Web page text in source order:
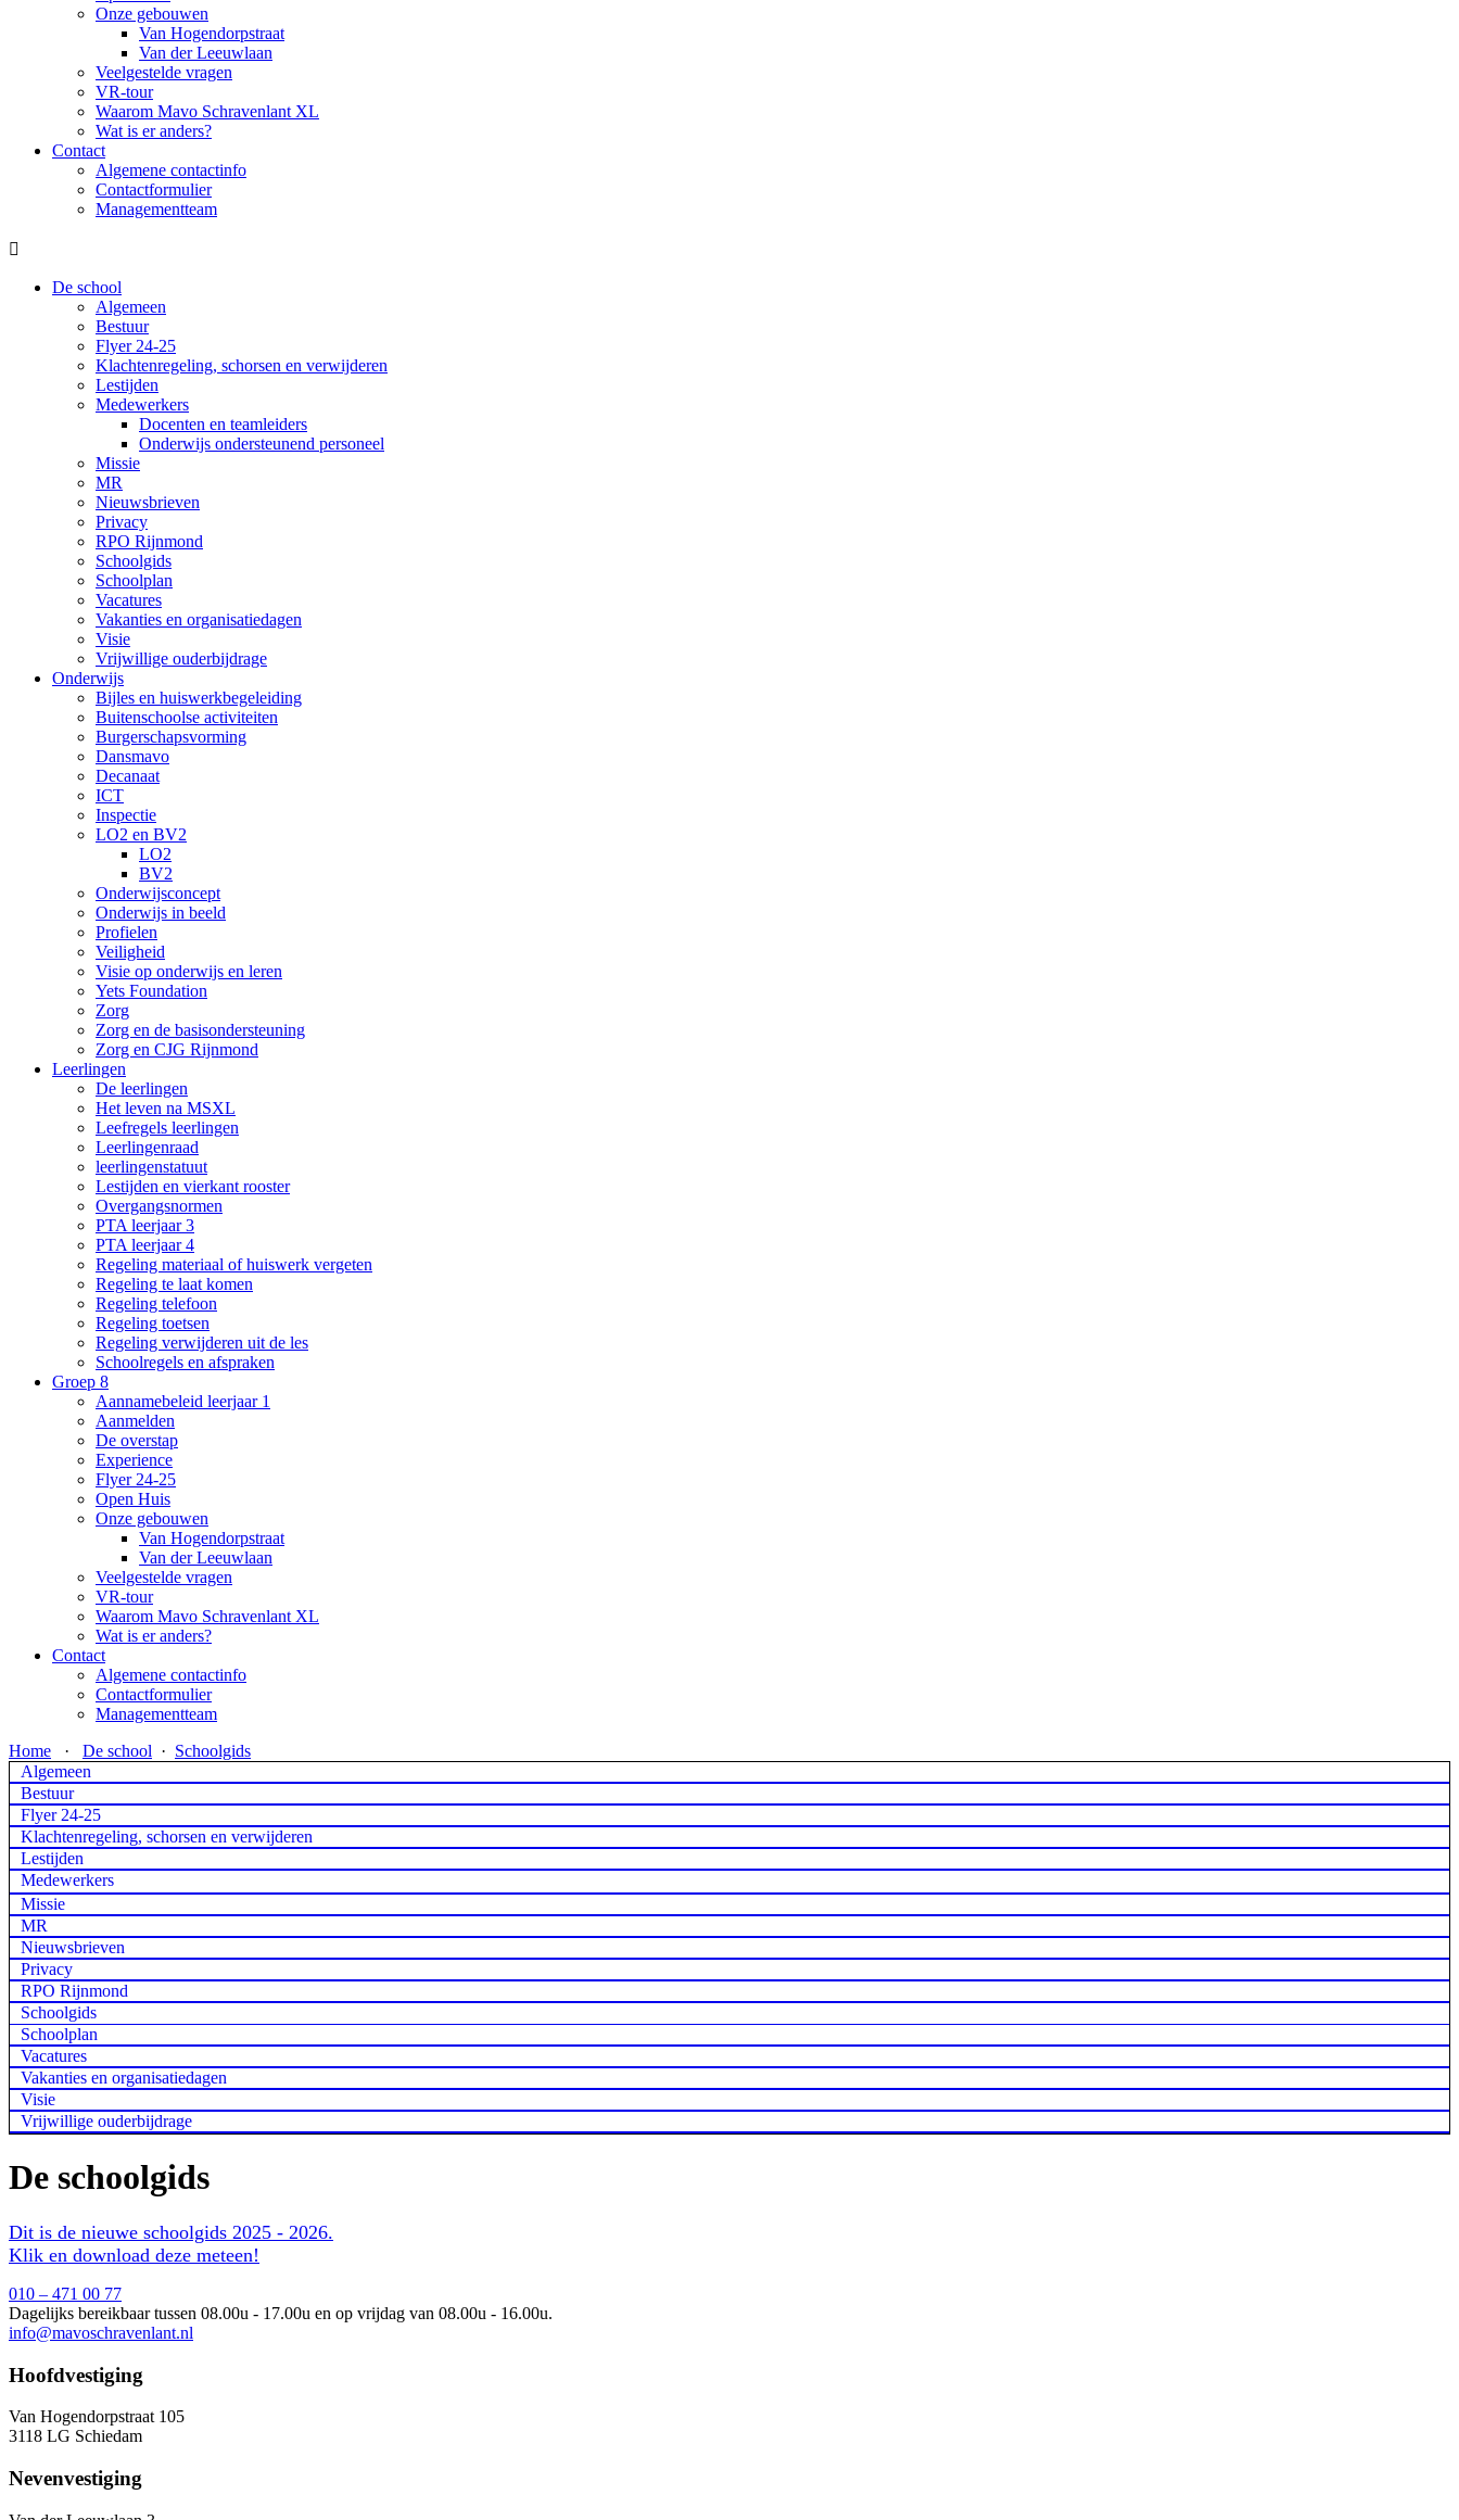
Onze gebouwen
Van Hogendorpstraat
Van der Leeuwlaan
Veelgestelde vragen
VR-tour
Waarom Mavo Schravenlant XL
Wat is er anders?
Contact
Algemene contactinfo
Contactformulier
Managementteam

De school
Algemeen
Bestuur
Flyer 24-25
Klachtenregeling, schorsen en verwijderen
Lestijden
Medewerkers
Docenten en teamleiders
Onderwijs ondersteunend personeel
Missie
MR
Nieuwsbrieven
Privacy
RPO Rijnmond
Schoolgids
Schoolplan
Vacatures
Vakanties en organisatiedagen
Visie
Vrijwillige ouderbijdrage
Onderwijs
Bijles en huiswerkbegeleiding
Buitenschoolse activiteiten
Burgerschapsvorming
Dansmavo
Decanaat
ICT
Inspectie
LO2 en BV2
LO2
BV2
Onderwijsconcept
Onderwijs in beeld
Profielen
Veiligheid
Visie op onderwijs en leren
Yets Foundation
Zorg
Zorg en de basisondersteuning
Zorg en CJG Rijnmond
Leerlingen
De leerlingen
Het leven na MSXL
Leefregels leerlingen
Leerlingenraad
leerlingenstatuut
Lestijden en vierkant rooster
Overgangsnormen
PTA leerjaar 3
PTA leerjaar 4
Regeling materiaal of huiswerk vergeten
Regeling te laat komen
Regeling telefoon
Regeling toetsen
Regeling verwijderen uit de les
Schoolregels en afspraken
Groep 8
Aannamebeleid leerjaar 1
Aanmelden
De overstap
Experience
Flyer 24-25
Open Huis
Onze gebouwen
Van Hogendorpstraat
Van der Leeuwlaan
Veelgestelde vragen
VR-tour
Waarom Mavo Schravenlant XL
Wat is er anders?
Contact
Algemene contactinfo
Contactformulier
Managementteam
Home · De school · Schoolgids
Algemeen
Bestuur
Flyer 24-25
Klachtenregeling, schorsen en verwijderen
Lestijden
Medewerkers
Missie
MR
Nieuwsbrieven
Privacy
RPO Rijnmond
Schoolgids
Schoolplan
Vacatures
Vakanties en organisatiedagen
Visie
Vrijwillige ouderbijdrage
De schoolgids
Dit is de nieuwe schoolgids 2025 - 2026.
Klik en download deze meteen!
010 – 471 00 77
Dagelijks bereikbaar tussen 08.00u - 17.00u en op vrijdag van 08.00u - 16.00u.
info@mavoschravenlant.nl
Hoofdvestiging
Van Hogendorpstraat 105
3118 LG Schiedam
Nevenvestiging